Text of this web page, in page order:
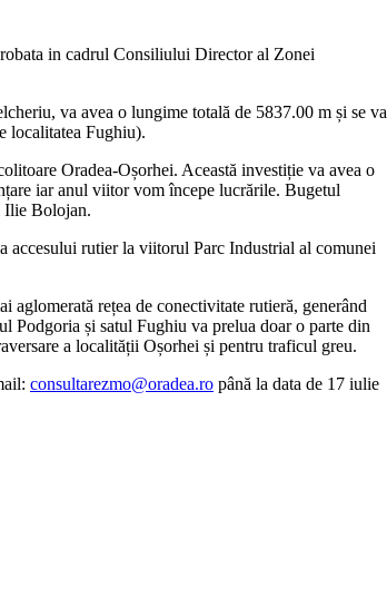
in cadrul Consiliului Director al Zonei
va avea o lungime totală de 5837.00 m și se va
localitatea Fughiu).
Oradea-Oșorhei. Această investiție va avea o
iar anul viitor vom începe lucrările. Bugetul
Ilie Bolojan.
accesului rutier la viitorul Parc Industrial al comunei
rețea de conectivitate rutieră, generând
Podgoria și satul Fughiu va prelua doar o parte din
a localității Oșorhei și pentru traficul greu.
consultarezmo@oradea.ro până la data de 17 iulie